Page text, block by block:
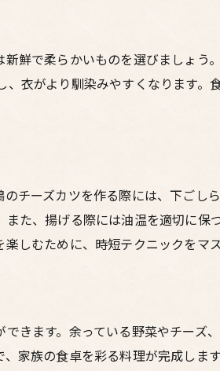
中はふんわり鶏のチーズカツ
わりと仕上げるコツとは
と揚げ方のポイント
鶏のチーズカツのアレンジ方法
作れる絶品鶏のチーズカツ
チーズカツの秘密のレシピ
るための道具と調理法
カツの美味しいソースの作り方
近づける！鶏のチーズカツのコツ
鮮で柔らかいものを選びましょう
衣がより馴染みやすくなります
チーズカツを作る際には、下ごし
た、揚げる際には油温を適切に
しむために、時短テクニックをマ
きます。余っている野菜やチーズ
家族の食卓を彩る料理が完成しま